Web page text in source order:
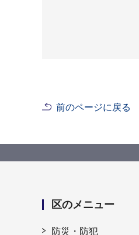
前のページに戻る
区のメニュー
防災・防犯